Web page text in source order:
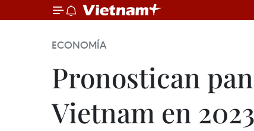
ECONOMÍA
Pronostican
Vietnam en 2023